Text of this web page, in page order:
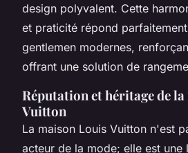
design polyvalent. Cette
et praticité répond
gentlemen modernes,
offrant une solution de
Réputation et héritage de
Vuitton
La maison Louis Vuitton n'est
acteur de la mode; elle est une